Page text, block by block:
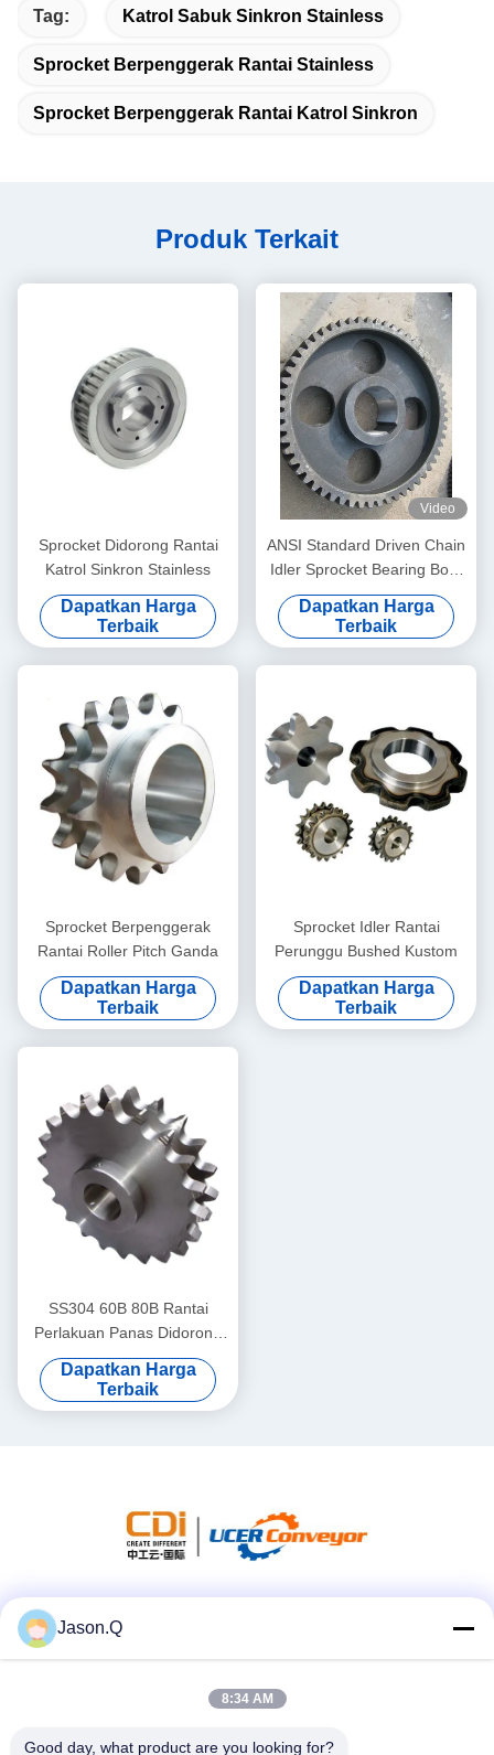
Tag: Katrol Sabuk Sinkron Stainless
Sprocket Berpenggerak Rantai Stainless
Sprocket Berpenggerak Rantai Katrol Sinkron
Produk Terkait
Sprocket Didorong Rantai
Katrol Sinkron Stainless
Dapatkan Harga
Terbaik
Video
ANSI Standard Driven Chain
Idler Sprocket Bearing Bore
Sprocket
Dapatkan Harga
Terbaik
Sprocket Berpenggerak
Rantai Roller Pitch Ganda
Dapatkan Harga
Terbaik
Sprocket Idler Rantai
Perunggu Bushed Kustom
Dapatkan Harga
Terbaik
SS304 60B 80B Rantai
Perlakuan Panas Didorong
Sprocket
Dapatkan Harga
Terbaik
Jason.Q
8:34 AM
Good day, what product are you looking for?